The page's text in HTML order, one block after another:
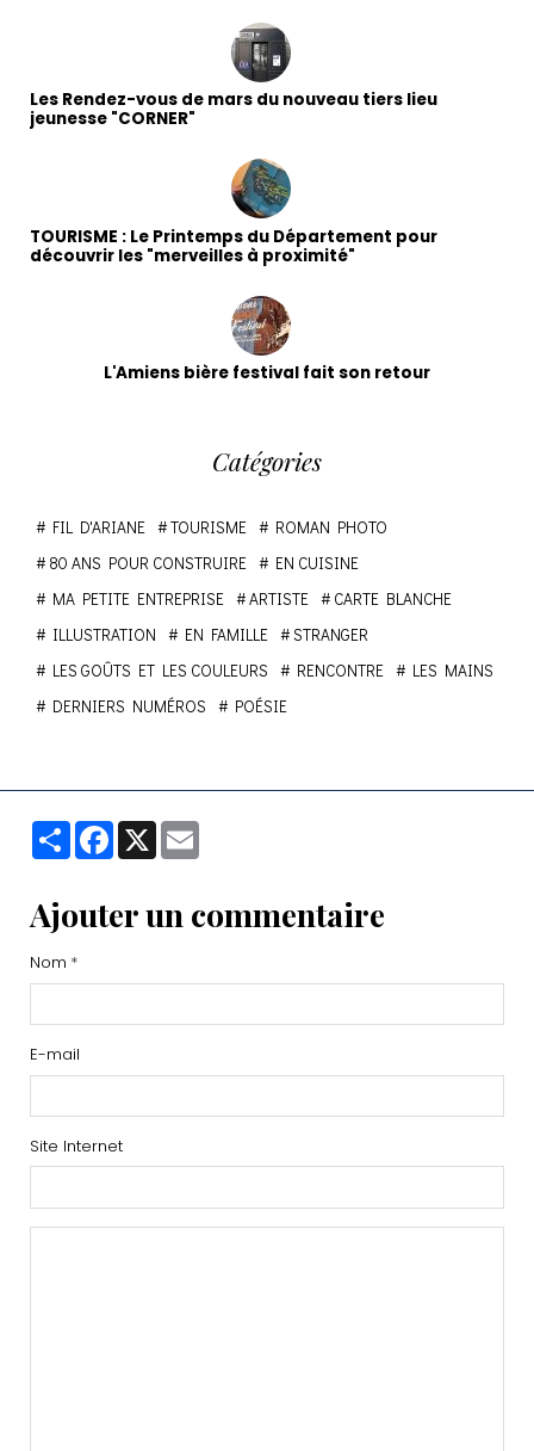
Les Rendez-vous de mars du nouveau tiers lieu
jeunesse "CORNER"
TOURISME : Le Printemps du Département pour
découvrir les "merveilles à proximité"
L'Amiens bière festival fait son retour
Catégories
FIL D'ARIANE TOURISME
ROMAN PHOTO
80 ANS POUR CONSTRUIRE
EN CUISINE
MA PETITE ENTREPRISE
ARTISTE
CARTE BLANCHE
ILLUSTRATION
EN FAMILLE
STRANGER
LES GOÛTS ET LES COULEURS
RENCONTRE
LES MAINS
DERNIERS NUMÉROS
POÉSIE
PartagerFacebook
X
Ajouter un commentaire
Nom
E-mail
Site Internet